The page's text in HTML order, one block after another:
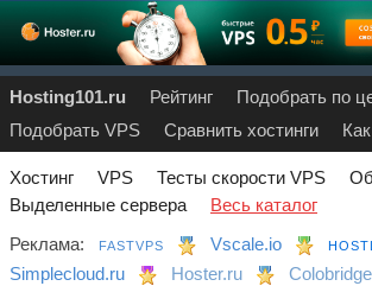
Hosting101.ru Рейтинг
Подобрать по
Подобрать VPS
Сравнить хостинги
Хостинг VPS Тесты скорости VPS
Выделенные сервера
Весь каталог
Реклама:
FASTVPS Vscale.io
Simplecloud.ru Hoster.ru